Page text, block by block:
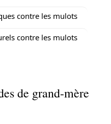
contre les mulots
contre les mulots
de grand-mère